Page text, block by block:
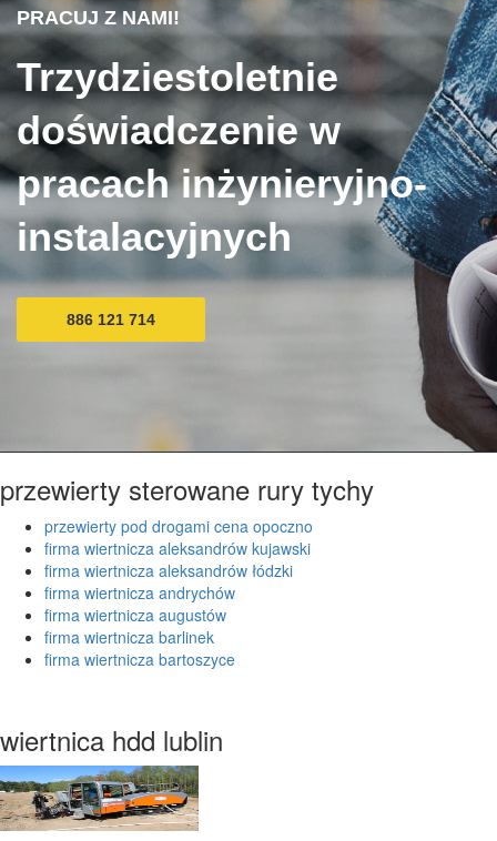
PRACUJ Z NAMI!
Trzydziestoletnie
doświadczenie w
pracach inżynieryjno-
instalacyjnych
886 121 714
przewierty sterowane rury tychy
przewierty pod drogami cena opoczno
firma wiertnicza aleksandrów kujawski
firma wiertnicza aleksandrów łódzki
firma wiertnicza andrychów
firma wiertnicza augustów
firma wiertnicza barlinek
firma wiertnicza bartoszyce
wiertnica hdd lublin